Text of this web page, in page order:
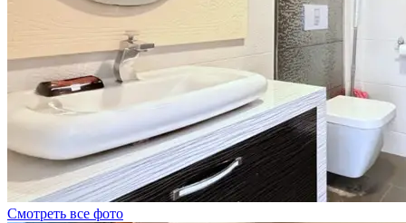
Смотреть все фото